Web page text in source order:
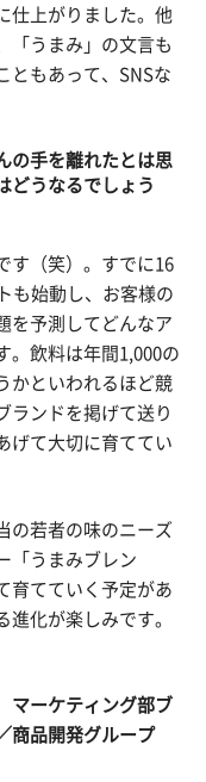
仕上がりました。他
「うまみ」の文言も
ともあって、SNSな
手を離れたとは思
どうなるでしょう
す（笑）。すでに16
も始動し、お客様の
を予測してどんなア
。飲料は年間1,000の
かといわれるほど競
ランドを掲げて送り
げて大切に育ててい
の若者の味のニーズ
「うまみブレン
育てていく予定があ
進化が楽しみです。
ーケティング部ブ
商品開発グループ